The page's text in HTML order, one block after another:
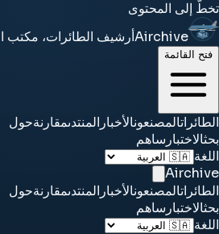
تخطَّ إلى المحتوى
Airchiveأرشيف الطائرات، مكتب
فتح القائمة
الطائراتالمصنعونالأخبار المنتدىمقارنةحول
بحثالاختبار ساهم
اللغة
Airchive
الطائراتالمصنعونالأخبار المنتدىمقارنةحول
بحثالاختبار ساهم
اللغة